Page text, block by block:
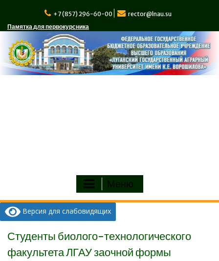
содержимому
+7 (857) 296-60-00
rector@lnau.su
Памятка для первокурсника
Меню
Версия для слабовидящих
Студенты биолого-технологического
факультета ЛГАУ заочной формы